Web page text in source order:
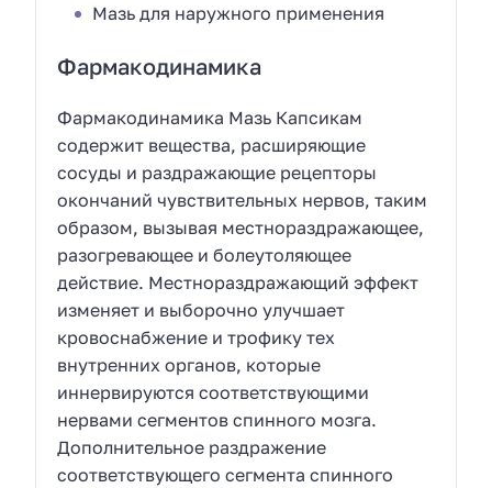
Мазь для наружного применения
Фармакодинамика
Фармакодинамика Мазь Капсикам
содержит вещества, расширяющие
сосуды и раздражающие рецепторы
окончаний чувствительных нервов, таким
образом, вызывая местнораздражающее,
разогревающее и болеутоляющее
действие. Местнораздражающий эффект
изменяет и выборочно улучшает
кровоснабжение и трофику тех
внутренних органов, которые
иннервируются соответствующими
нервами сегментов спинного мозга.
Дополнительное раздражение
соответствующего сегмента спинного